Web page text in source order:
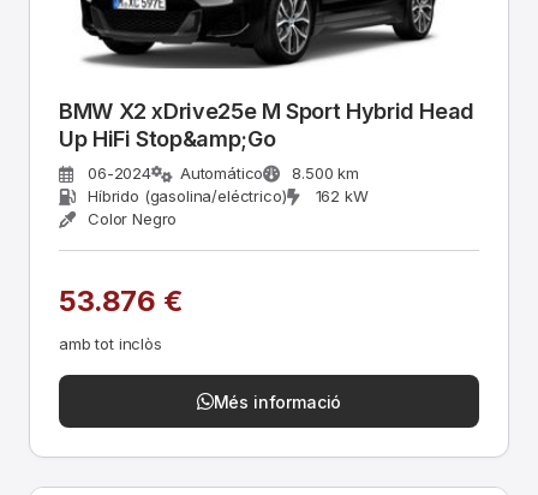
BMW X2 xDrive25e M Sport Hybrid Head
Up HiFi Stop&amp;Go
06-2024 Automático
8.500 km
Híbrido (gasolina/eléctrico)
162 kW
Color Negro
53.876 €
amb tot inclòs
Més informació